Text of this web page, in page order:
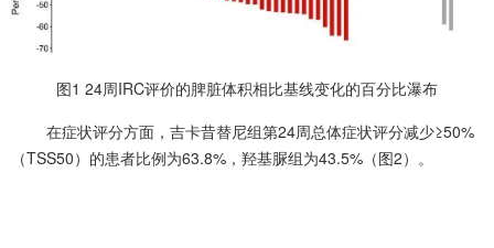
图1 24周IRC评价的脾脏体积相比基线变化的百分比瀑布
在症状评分方面，吉卡昔替尼组第24周总体症状评分减少≥50%
（TSS50）的患者比例为63.8%，羟基脲组为43.5%（图2）。